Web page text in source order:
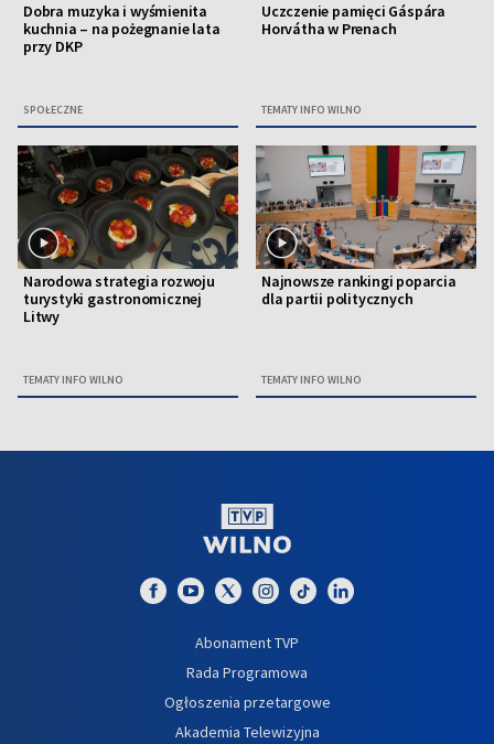
Dobra muzyka i wyśmienita
kuchnia – na pożegnanie lata
przy DKP
SPOŁECZNE
Uczczenie pamięci Gáspára
Horvátha w Prenach
TEMATY INFO WILNO
Narodowa strategia rozwoju
turystyki gastronomicznej
Litwy
TEMATY INFO WILNO
Najnowsze rankingi poparcia
dla partii politycznych
TEMATY INFO WILNO
Abonament TVP
Rada Programowa
Ogłoszenia przetargowe
Akademia Telewizyjna